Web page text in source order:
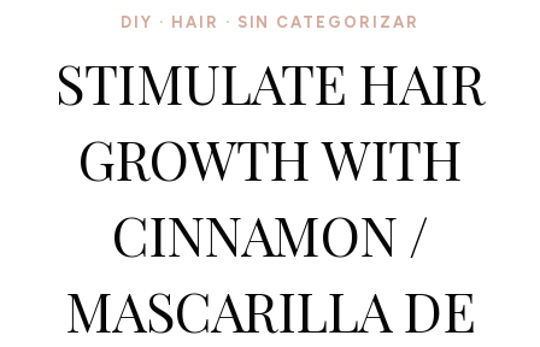
DIY · HAIR · SIN CATEGORIZAR
STIMULATE HAIR
GROWTH WITH
CINNAMON /
MASCARILLA DE